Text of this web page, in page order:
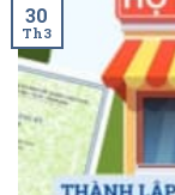
30
Th3